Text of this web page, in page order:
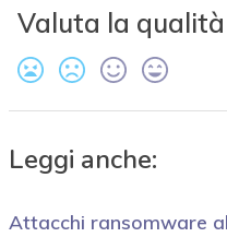
Valuta la
Leggi anche:
Attacchi ransomware